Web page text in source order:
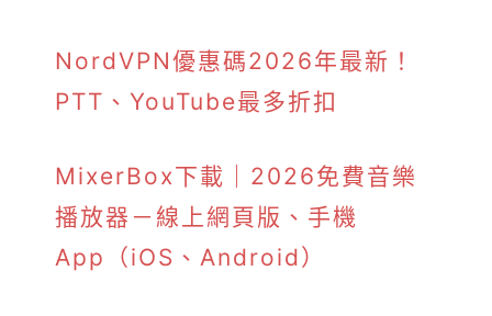
NordVPN優惠碼2026年最新！
PTT、YouTube最多折扣
MixerBox下載｜2026免費音樂
播放器－線上網頁版、手機
App（iOS、Android）